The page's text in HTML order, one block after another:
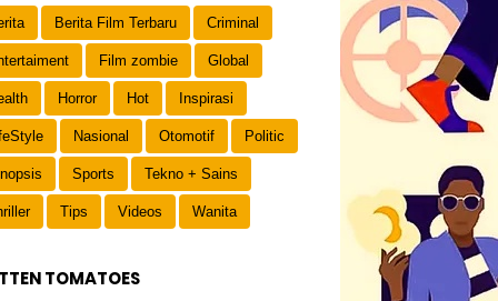
Berita Film Terbaru Criminal
Film zombie Global
Horror Hot Inspirasi
Nasional Otomotif Politic
Sports Tekno + Sains
Tips Videos Wanita
TOMATOES